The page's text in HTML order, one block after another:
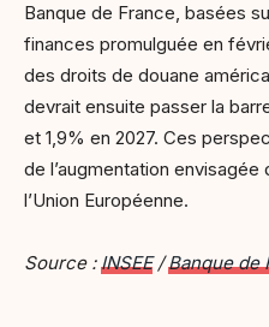
Banque de France, basées
finances promulguée en
des droits de douane
devrait ensuite passer la
et 1,9% en 2027. Ces
de l’augmentation
l’Union Européenne.
Source :INSEE/Banque de